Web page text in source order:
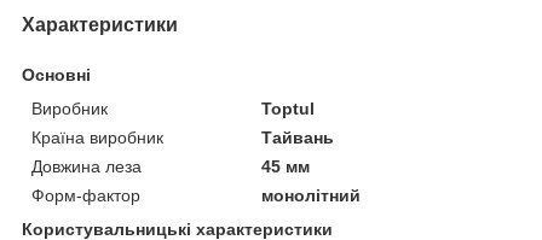
Характеристики
Основні
Виробник
Toptul
Країна виробник
Тайвань
Довжина леза
45 мм
Форм-фактор
монолітний
Користувальницькі характеристики